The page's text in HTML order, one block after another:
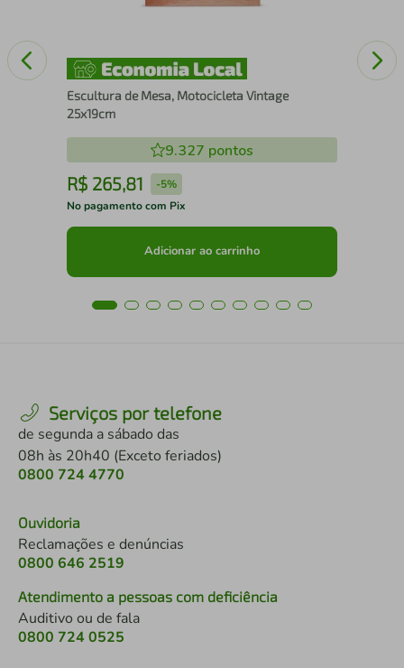
Escultura de Mesa, Motocicleta Vintage
25x19cm
9.327 pontos
R$ 265,81 -5%
No pagamento com Pix
Adicionar ao carrinho
Serviços por telefone
de segunda a sábado das
08h às 20h40 (Exceto feriados)
0800 724 4770
Ouvidoria
Reclamações e denúncias
0800 646 2519
Atendimento a pessoas com deficiência
Auditivo ou de fala
0800 724 0525